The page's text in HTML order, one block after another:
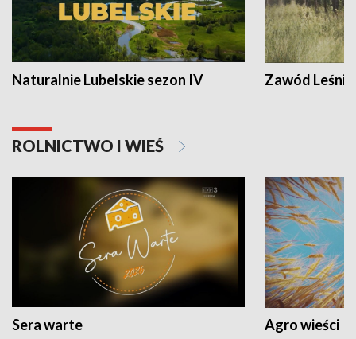
Naturalnie Lubelskie sezon IV Zawód Leśnik
ROLNICTWO I WIEŚ
Sera warte Agro wieści